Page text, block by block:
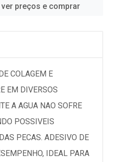
preços e comprar
COLAGEM E
EM DIVERSOS
A AGUA NAO SOFRE
POSSIVEIS
PECAS. ADESIVO DE
IDEAL PARA